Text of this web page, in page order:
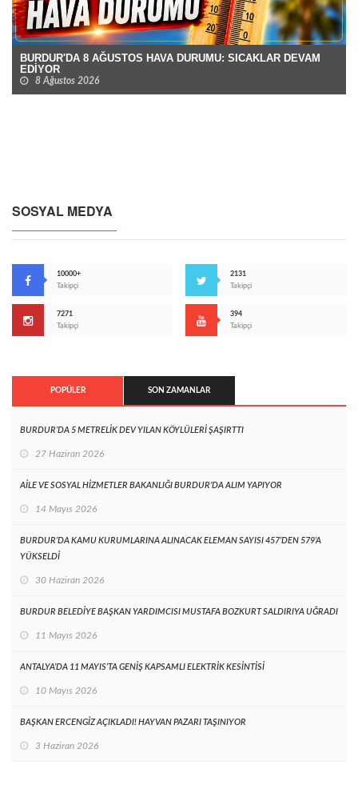
BURDUR'DA 8 AĞUSTOS HAVA DURUMU: SICAKLAR DEVAM
EDİYOR
8 Ağustos 2026
SOSYAL MEDYA
10000+
Takipçi
2131
Takipçi
7271
Takipçi
394
Takipçi
POPÜLER SON ZAMANLAR
BURDUR’DA 5 METRELİK DEV YILAN KÖYLÜLERİ ŞAŞIRTTI
27 Haziran 2026
AİLE VE SOSYAL HİZMETLER BAKANLIĞI BURDUR’DA ALIM YAPIYOR
14 Mayıs 2026
BURDUR’DA KAMU KURUMLARINA ALINACAK ELEMAN SAYISI 457’DEN 579’A
YÜKSELDİ
30 Haziran 2026
BURDUR BELEDİYE BAŞKAN YARDIMCISI MUSTAFA BOZKURT SALDIRIYA UĞRADI
11 Mayıs 2026
ANTALYA’DA 11 MAYIS’TA GENİŞ KAPSAMLI ELEKTRİK KESİNTİSİ
10 Mayıs 2026
BAŞKAN ERCENGİZ AÇIKLADI! HAYVAN PAZARI TAŞINIYOR
3 Haziran 2026